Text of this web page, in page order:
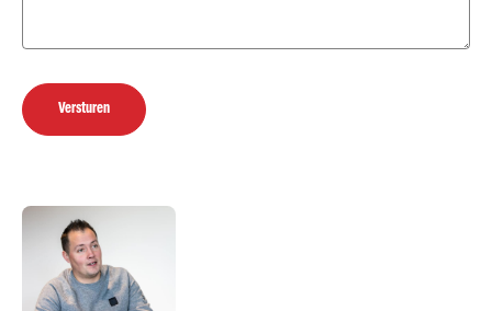
Versturen